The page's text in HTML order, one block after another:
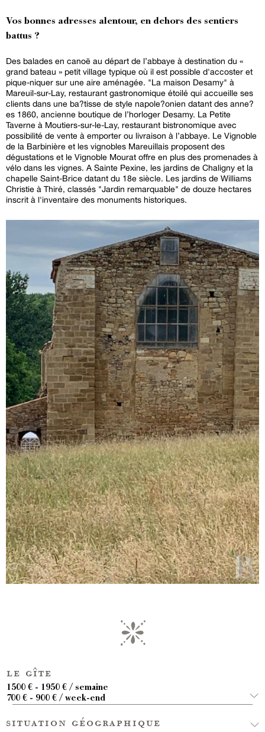
Vos bonnes adresses alentour, en dehors des sentiers
battus ?
Des balades en canoë au départ de l’abbaye à destination du «
grand bateau » petit village typique où il est possible d'accoster et
pique-niquer sur une aire aménagée. "La maison Desamy" à
Mareuil-sur-Lay, restaurant gastronomique étoilé qui accueille ses
clients dans une ba?tisse de style napole?onien datant des anne?
es 1860, ancienne boutique de l’horloger Desamy. La Petite
Taverne à Moutiers-sur-le-Lay, restaurant bistronomique avec
possibilité de vente à emporter ou livraison à l’abbaye. Le Vignoble
de la Barbinière et les vignobles Mareuillais proposent des
dégustations et le Vignoble Mourat offre en plus des promenades à
vélo dans les vignes. A Sainte Pexine, les jardins de Chaligny et la
chapelle Saint-Brice datant du 18e siècle. Les jardins de Williams
Christie à Thiré, classés "Jardin remarquable" de douze hectares
inscrit à l'inventaire des monuments historiques.
le gîte
1500 € - 1950 € / semaine
700 € - 900 € / week-end
situation géographique